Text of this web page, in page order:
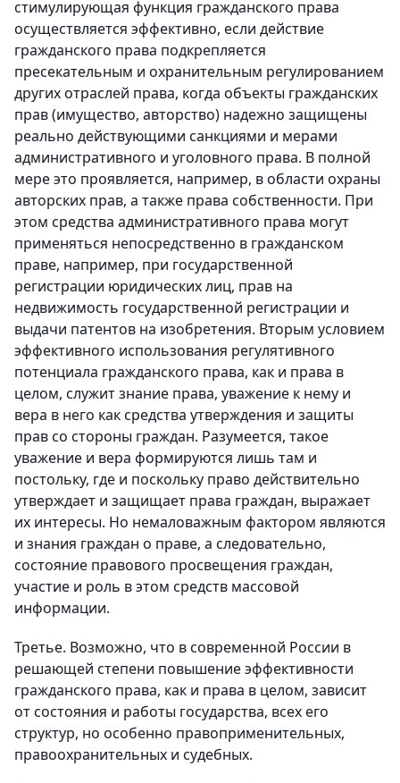
стимулирующая функция гражданского права
осуществляется эффективно, если действие
гражданского права подкрепляется
пресекательным и охранительным регулированием
других отраслей права, когда объекты гражданских
прав (имущество, авторство) надежно защищены
реально действующими санкциями и мерами
административного и уголовного права. В полной
мере это проявляется, например, в области охраны
авторских прав, а также права собственности. При
этом средства административного права могут
применяться непосредственно в гражданском
праве, например, при государственной
регистрации юридических лиц, прав на
недвижимость государственной регистрации и
выдачи патентов на изобретения. Вторым условием
эффективного использования регулятивного
потенциала гражданского права, как и права в
целом, служит знание права, уважение к нему и
вера в него как средства утверждения и защиты
прав со стороны граждан. Разумеется, такое
уважение и вера формируются лишь там и
постольку, где и поскольку право действительно
утверждает и защищает права граждан, выражает
их интересы. Но немаловажным фактором являются
и знания граждан о праве, а следовательно,
состояние правового просвещения граждан,
участие и роль в этом средств массовой
информации.
Третье. Возможно, что в современной России в
решающей степени повышение эффективности
гражданского права, как и права в целом, зависит
от состояния и работы государства, всех его
структур, но особенно правоприменительных,
правоохранительных и судебных.